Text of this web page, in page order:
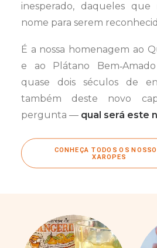
inesperado, daqueles que
nome para serem
É a nossa homenagem ao
e ao Plátano
quase dois séculos de
também deste novo
pergunta — qual será este
CONHEÇA TODOS OS
XAROPES